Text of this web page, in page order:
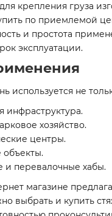
крепления груза
по приемлемой
и простота
эксплуатации.
используется не
инфраструктура.
хозяйство.
центры.
объекты.
и перевалочные хабы.
магазине
выбрать и купить